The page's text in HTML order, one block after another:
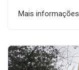
Mais informações